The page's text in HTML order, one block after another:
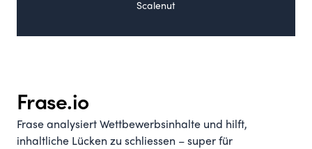
Scalenut
Frase.io
Frase analysiert Wettbewerbsinhalte und hilft,
inhaltliche Lücken zu schliessen – super für